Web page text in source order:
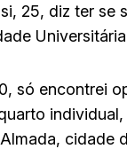
25, diz ter
só encontrei
cidade